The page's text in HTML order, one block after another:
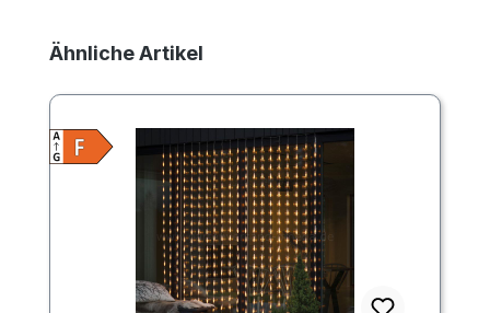
Produktgalerie überspringen
Ähnliche Artikel